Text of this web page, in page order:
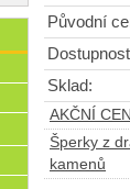
Původní
Sklad:
AKČNÍ
Šperky z
kamenů